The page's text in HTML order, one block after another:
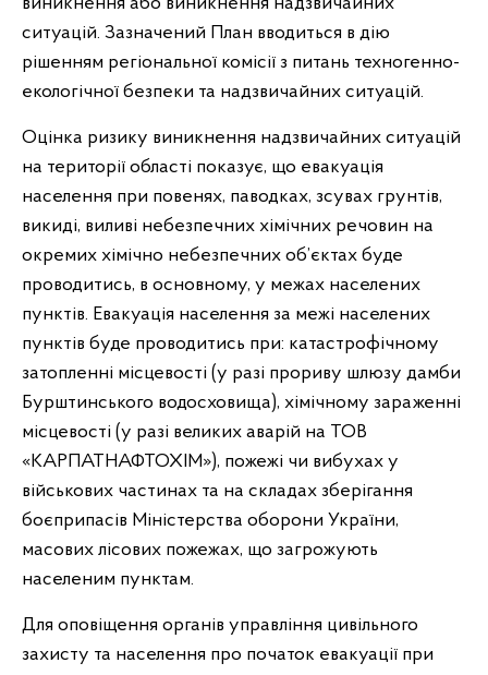
ситуацій. Зазначений План вводиться в дію
рішенням регіональної комісії з питань техногенно-
екологічної безпеки та надзвичайних ситуацій.
Оцінка ризику виникнення надзвичайних ситуацій
на території області показує, що евакуація
населення при повенях, паводках, зсувах грунтів,
викиді, виливі небезпечних хімічних речовин на
окремих хімічно небезпечних об’єктах буде
проводитись, в основному, у межах населених
пунктів. Евакуація населення за межі населених
пунктів буде проводитись при: катастрофічному
затопленні місцевості (у разі прориву шлюзу дамби
Бурштинського водосховища), хімічному зараженні
місцевості (у разі великих аварій на ТОВ
«КАРПАТНАФТОХІМ»), пожежі чи вибухах у
військових частинах та на складах зберігання
боєприпасів Міністерства оборони України,
масових лісових пожежах, що загрожують
населеним пунктам.
Для оповіщення органів управління цивільного
захисту та населення про початок евакуації при